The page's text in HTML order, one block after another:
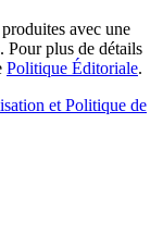
avec une
Pour plus de détails
Politique Éditoriale.
et Politique de